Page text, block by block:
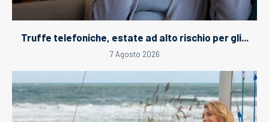
Truffe telefoniche, estate ad alto rischio per gli...
7 Agosto 2026